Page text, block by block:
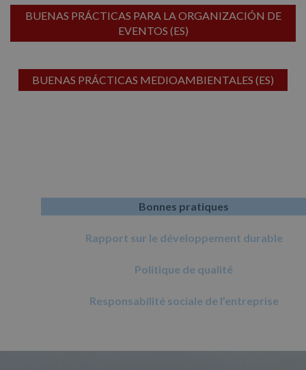
BUENAS PRÁCTICAS PARA LA ORGANIZACIÓN DE
EVENTOS (ES)
BUENAS PRÁCTICAS MEDIOAMBIENTALES (ES)
Bonnes pratiques
Rapport sur le développement durable
Politique de qualité
Responsabilité sociale de l’entreprise